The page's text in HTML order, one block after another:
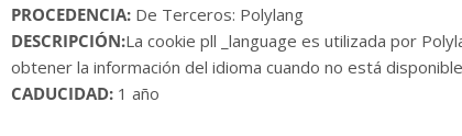
PROCEDENCIA: De Terceros: Polylang
DESCRIPCIÓN:La cookie pll _language es utilizada por
obtener la información del idioma cuando no está
CADUCIDAD: 1 año